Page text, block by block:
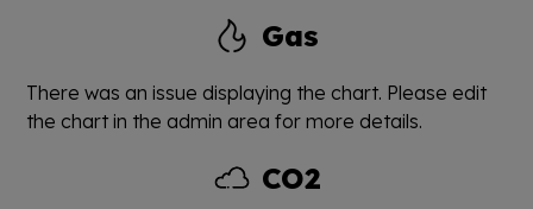
Gas
There was an issue displaying the chart. Please edit
the chart in the admin area for more details.
CO2